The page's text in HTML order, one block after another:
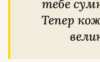
тебе
Тепер